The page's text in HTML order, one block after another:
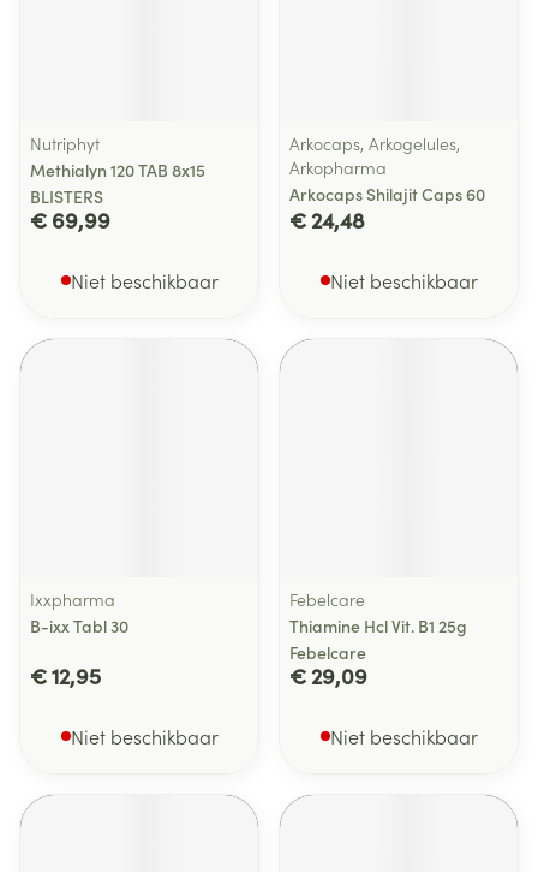
Nutriphyt
Methialyn 120 TAB 8x15
BLISTERS
€ 69,99
Niet beschikbaar
Arkocaps, Arkogelules,
Arkopharma
Arkocaps Shilajit Caps 60
€ 24,48
Niet beschikbaar
Ixxpharma
B-ixx Tabl 30
€ 12,95
Niet beschikbaar
Febelcare
Thiamine Hcl Vit. B1 25g
Febelcare
€ 29,09
Niet beschikbaar